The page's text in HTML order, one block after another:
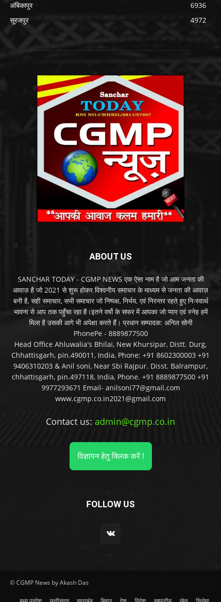
अंबिकापुर
6936
सूरजपुर
4972
ABOUT US
SANCHAR TODAY - CGMP NEWS एक ऐसा नाम है जो आम जनता की
आवाज़ है जो 2021 से शुरू होकर विश्वनीय समाचार के माध्यम से जनता की आवाज़
बनी है, सही समाचार, सभी समाचार जो निष्पक्ष, निर्भय, एवं निरन्तर रहते हुए निःस्वार्थ
भावना से आप तक पहुँचा रहा है।इतने वर्षो के सफर में आपका जो प्यार एवं स्नेह हमें
मिला है उसकी आगे भी अपेक्षा करते हैं। प्रधान सम्पादक: अनिल सोनी
PhonePe - 8889877500
Head Office Ahluwalia's Bhilai, New Khursipar, Distt. Durg,
Chhattisgarh, pin.490011, India, Phone: +91 8602300003 +91
9406310203 & Anil soni, Near Sbi Rajpur. Disst. Balrampur,
chhattisgarh, pin.497118, India, Phone. +91 8889877500 +91
9977293671 Email- anilsoni77@gmail.com
www.cgmp.co.in2021@gmail.com
Contact us: admin@cgmp.co.in
विज्ञापन हेतु क्लिक करें !
FOLLOW US
© CGMP News by Akash Das